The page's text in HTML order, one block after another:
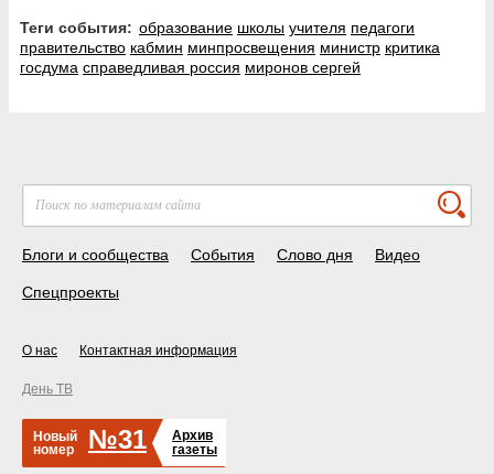
Теги события: образование школы учителя педагоги
правительство кабмин минпросвещения министр критика
госдума справедливая россия миронов сергей
Блоги и сообщества События Слово дня Видео
Спецпроекты
О нас Контактная информация
День ТВ
Новый
номер
№31
Архив
газеты